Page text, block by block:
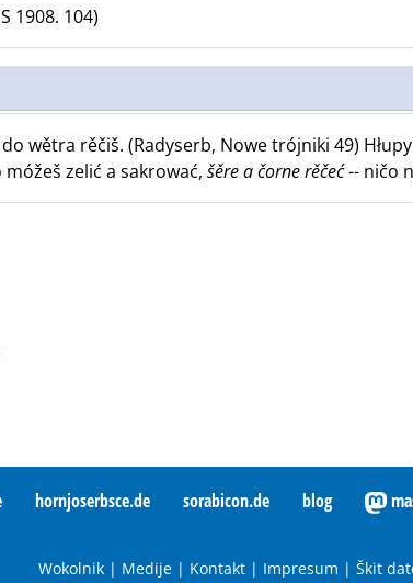
1908. 104)
wětra rěčiš. (Radyserb, Nowe trójniki 49)
móžeš zelić a sakrować, šěre a čorne rěčeć-- ničo
hornjoserbsce.de sorabicon.de blog
Wokolnik| Medije| Kontakt| Impresum | Škit